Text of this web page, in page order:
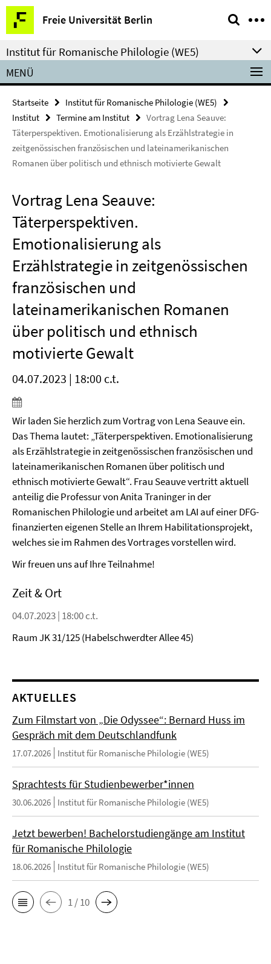
Springe
direkt
zu
Inhalt
Freie Universität Berlin
Service-
Navigation
Institut für Romanische Philologie (WE5)
MENÜ
Startseite
Institut für Romanische Philologie (WE5)
Institut
Termine am Institut
Vortrag Lena Seauve:
Täterperspektiven. Emotionalisierung als Erzählstrategie in
zeitgenössischen französischen und lateinamerikanischen
Romanen über politisch und ethnisch motivierte Gewalt
Vortrag Lena Seauve:
Täterperspektiven.
Emotionalisierung als
Erzählstrategie in zeitgenössischen
französischen und
lateinamerikanischen Romanen
über politisch und ethnisch
motivierte Gewalt
04.07.2023 | 18:00 c.t.
Wir laden Sie herzlich zum Vortrag von Lena Seauve ein.
Das Thema lautet: „Täterperspektiven. Emotionalisierung
als Erzählstrategie in zeitgenössischen französischen und
lateinamerikanischen Romanen über politisch und
ethnisch motivierte Gewalt“. Frau Seauve vertritt aktuell
anteilig die Professur von Anita Traninger in der
Romanischen Philologie und arbeitet am LAI auf einer DFG-
finanzierten eigenen Stelle an Ihrem Habilitationsprojekt,
welches sie im Rahmen des Vortrages vorstellen wird.
Wir freuen uns auf Ihre Teilnahme!
Zeit & Ort
04.07.2023 | 18:00 c.t.
Raum JK 31/125 (Habelschwerdter Allee 45)
AKTUELLES
Zum Filmstart von „Die Odyssee“: Bernard Huss im
Gespräch mit dem Deutschlandfunk
17.07.2026 Institut für Romanische Philologie (WE5)
Sprachtests für Studienbewerber*innen
30.06.2026 Institut für Romanische Philologie (WE5)
Jetzt bewerben! Bachelorstudiengänge am Institut
für Romanische Philologie
18.06.2026 Institut für Romanische Philologie (WE5)
1 / 10